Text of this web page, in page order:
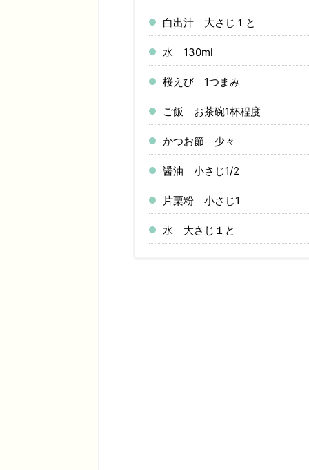
白出汁 大さじ１と
水 130ml
桜えび 1つまみ
ご飯 お茶碗1杯程度
かつお節 少々
醤油 小さじ1/2
片栗粉 小さじ1
水 大さじ１と